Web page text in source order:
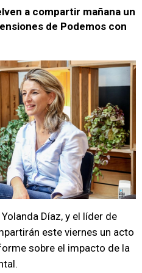
a compartir mañana un
de Podemos con
Díaz, y el líder de
este viernes un acto
sobre el impacto de la